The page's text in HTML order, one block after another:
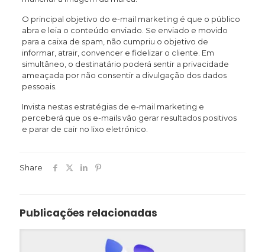
O principal objetivo do e-mail marketing é que o público
abra e leia o conteúdo enviado. Se enviado e movido
para a caixa de spam, não cumpriu o objetivo de
informar, atrair, convencer e fidelizar o cliente. Em
simultâneo, o destinatário poderá sentir a privacidade
ameaçada por não consentir a divulgação dos dados
pessoais.
Invista nestas estratégias de e-mail marketing e
perceberá que os e-mails vão gerar resultados positivos
e parar de cair no lixo eletrónico.
Share
Publicações relacionadas